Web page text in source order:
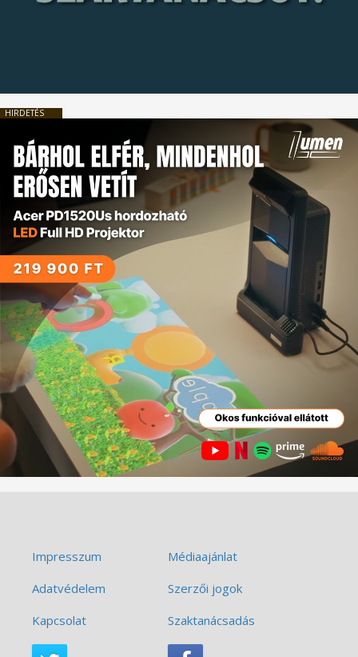
HIRDETÉS
Impresszum
Médiaajánlat
Adatvédelem
Szerzői jogok
Kapcsolat
Szaktanácsadás